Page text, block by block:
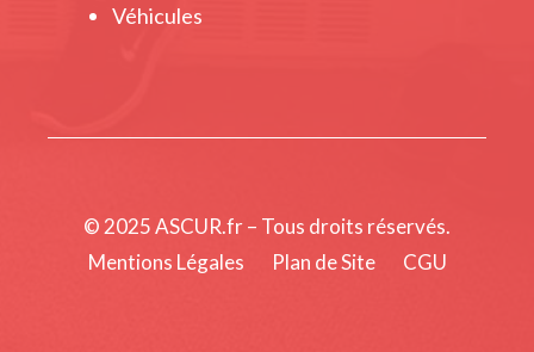
Véhicules
© 2025 ASCUR.fr – Tous droits réservés.
Mentions Légales
Plan de Site CGU